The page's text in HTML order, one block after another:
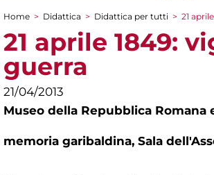
Tu sei qui
Home > Didattica > Didattica per tutti > 21
21 aprile 1849:
guerra
21/04/2013
Museo della Repubblica Romana
memoria garibaldina, Sala